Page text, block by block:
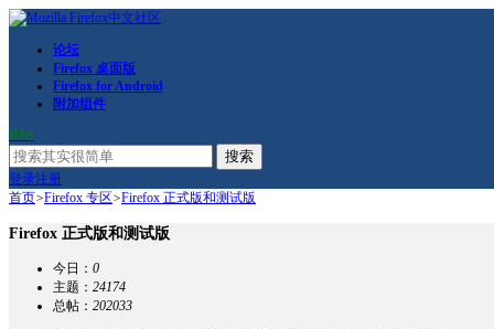
论坛
Firefox 桌面版
Firefox for Android
附加组件
RSS
搜索
登录注册
首页>Firefox 专区>Firefox 正式版和测试版
Firefox 正式版和测试版
今日： 0
主题： 24174
总帖： 202033